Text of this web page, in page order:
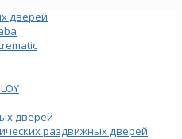
дверей
дверей
раздвижных дверей